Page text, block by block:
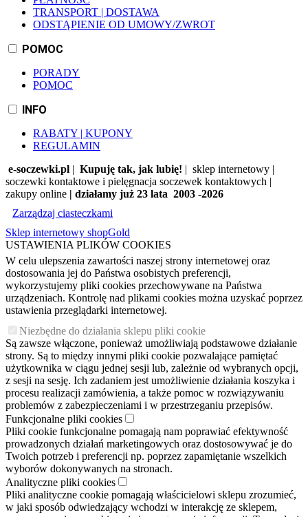
TRANSPORT | DOSTAWA
ODSTĄPIENIE OD UMOWY/ZWROT
POMOC
PORADY
POMOC
INFO
RABATY | KUPONY
REGULAMIN
e-soczewki.pl | Kupuję tak, jak lubię! | sklep internetowy |
soczewki kontaktowe i pielęgnacja soczewek kontaktowych |
zakupy online | działamy już 23 lata 2003 -2026
Zarządzaj ciasteczkami
Sklep internetowy shopGold
USTAWIENIA PLIKÓW COOKIES
W celu ulepszenia zawartości naszej strony internetowej oraz
dostosowania jej do Państwa osobistych preferencji,
wykorzystujemy pliki cookies przechowywane na Państwa
urządzeniach. Kontrolę nad plikami cookies można uzyskać poprzez
ustawienia przeglądarki internetowej.
Niezbędne do działania sklepu pliki cookie
Są zawsze włączone, ponieważ umożliwiają podstawowe działanie
strony. Są to między innymi pliki cookie pozwalające pamiętać
użytkownika w ciągu jednej sesji lub, zależnie od wybranych opcji,
z sesji na sesję. Ich zadaniem jest umożliwienie działania koszyka i
procesu realizacji zamówienia, a także pomoc w rozwiązywaniu
problemów z zabezpieczeniami i w przestrzeganiu przepisów.
Funkcjonalne pliki cookies
Pliki cookie funkcjonalne pomagają nam poprawiać efektywność
prowadzonych działań marketingowych oraz dostosowywać je do
Twoich potrzeb i preferencji np. poprzez zapamiętanie wszelkich
wyborów dokonywanych na stronach.
Analityczne pliki cookies
Pliki analityczne cookie pomagają właścicielowi sklepu zrozumieć,
w jaki sposób odwiedzający wchodzi w interakcję ze sklepem,